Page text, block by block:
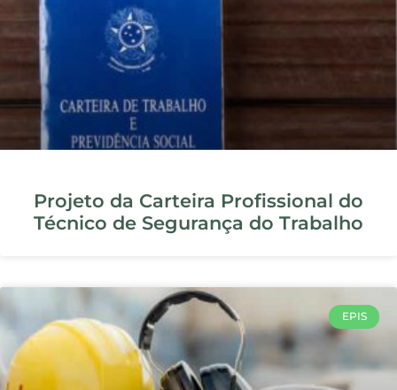
O Que Você Precisa Saber Sobre a
NR 12 e a Segurança em Máquinas e
Equipamentos